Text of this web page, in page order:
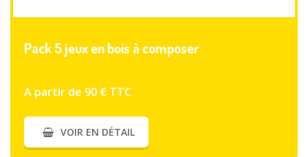
VOIR PLUS
Pack 5 jeux en bois à composer
A partir de 90 € TTC
VOIR EN DÉTAIL